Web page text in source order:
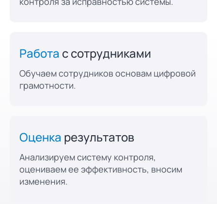
Работа с сотрудниками
Обучаем сотрудников основам цифровой
грамотности.
Оценка результатов
Анализируем систему контроля,
оцениваем ее эффективность, вносим
изменения.